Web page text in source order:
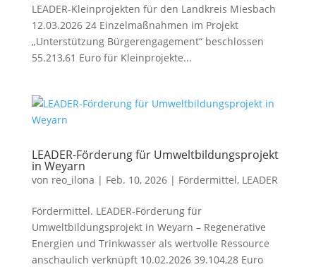
LEADER-Kleinprojekten für den Landkreis Miesbach
12.03.2026 24 Einzelmaßnahmen im Projekt
„Unterstützung Bürgerengagement“ beschlossen
55.213,61 Euro für Kleinprojekte...
LEADER-Förderung für Umweltbildungsprojekt
in Weyarn
von reo_ilona | Feb. 10, 2026| Fördermittel, LEADER
Fördermittel. LEADER-Förderung für
Umweltbildungsprojekt in Weyarn – Regenerative
Energien und Trinkwasser als wertvolle Ressource
anschaulich verknüpft 10.02.2026 39.104,28 Euro